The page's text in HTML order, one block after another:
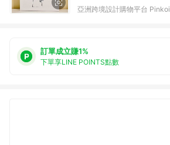
亞洲跨境設計購物平台 Pinkoi
訂單成立賺1%
下單享LINE POINTS點數